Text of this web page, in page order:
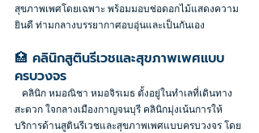
สุขภาพเพศโดยเฉพาะ พร้อมมอบช่อดอกไม้แสดงความ
ยินดี ท่ามกลางบรรยากาศอบอุ่นและเป็นกันเอง
🏥 คลินิกสูตินรีเวชและสุขภาพเพศแบบ
ครบวงจร
   คลินิก หมอณิชา หมอจิรเมธ
ตั้งอยู่ในทำเลที่เดินทาง
สะดวก ใจกลางเมืองกาญจนบุรี คลินิกมุ่งเน้นการให้
บริการด้านสูตินรีเวชและสุขภาพเพศแบบครบวงจร โดย